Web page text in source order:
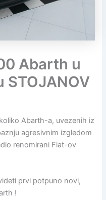
Abarth u
STOJANOV
Abarth-a, uvezenih iz
agresivnim izgledom
renomirani Fiat-ov
prvi potpuno novi,
!